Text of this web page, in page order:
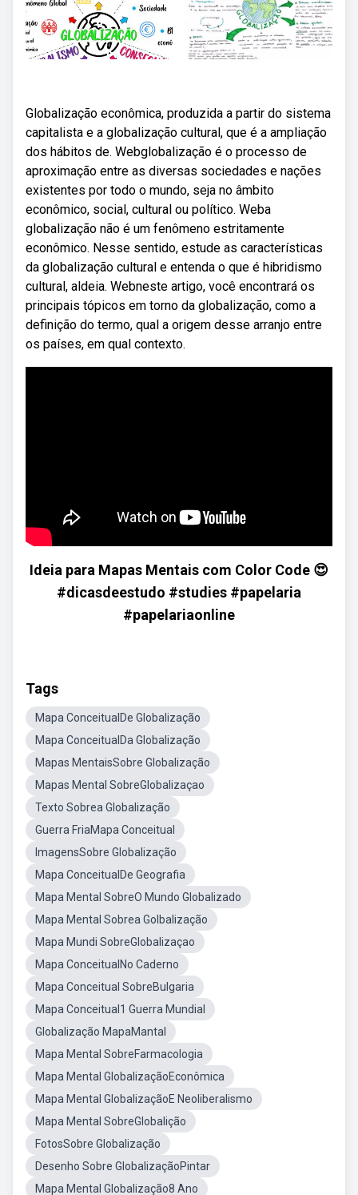
Globalização econômica, produzida a partir do sistema
capitalista e a globalização cultural, que é a ampliação
dos hábitos de. Webglobalização é o processo de
aproximação entre as diversas sociedades e nações
existentes por todo o mundo, seja no âmbito
econômico, social, cultural ou político. Weba
globalização não é um fenômeno estritamente
econômico. Nesse sentido, estude as características
da globalização cultural e entenda o que é hibridismo
cultural, aldeia. Webneste artigo, você encontrará os
principais tópicos em torno da globalização, como a
definição do termo, qual a origem desse arranjo entre
os países, em qual contexto.
Ideia para Mapas Mentais com Color Code 😍
#dicasdeestudo #studies #papelaria
#papelariaonline
Tags
Mapa ConceitualDe Globalização
Mapa ConceitualDa Globalização
Mapas MentaisSobre Globalização
Mapas Mental SobreGlobalizaçao
Texto Sobrea Globalização
Guerra FriaMapa Conceitual
ImagensSobre Globalização
Mapa ConceitualDe Geografia
Mapa Mental SobreO Mundo Globalizado
Mapa Mental Sobrea Golbalização
Mapa Mundi SobreGlobalizaçao
Mapa ConceitualNo Caderno
Mapa Conceitual SobreBulgaria
Mapa Conceitual1 Guerra Mundial
Globalização MapaMantal
Mapa Mental SobreFarmacologia
Mapa Mental GlobalizaçãoEconômica
Mapa Mental GlobalizaçãoE Neoliberalismo
Mapa Mental SobreGlobalição
FotosSobre Globalização
Desenho Sobre GlobalizaçãoPintar
Mapa Mental Globalização8 Ano